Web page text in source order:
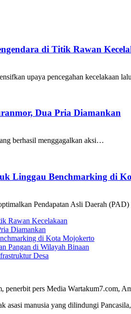
di Titik Rawan
upaya pencegahan kecelakaan
Dua Pria Diamankan
berhasil menggagalkan aksi…
Linggau Benchmarking di
Pendapatan Asli Daerah
Rawan Kecelakaan
Diamankan
di Kota Mojokerto
Pangan di Wilayah Binaan
Desa
pers Media Wartakum7.com,
asasi manusia yang dilindungi